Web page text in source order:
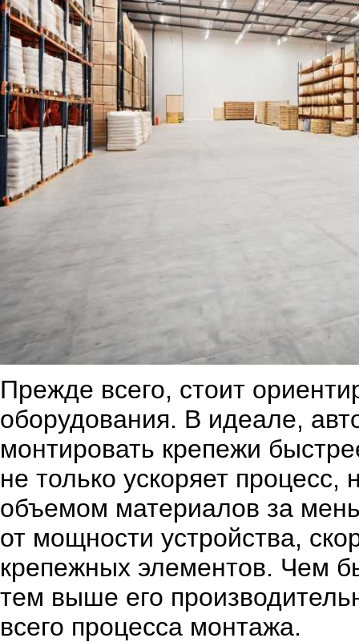
Прежде всего, стоит
оборудования. В идеале,
монтировать крепежи
не только ускоряет
объемом материалов за
от мощности устройства,
крепежных элементов. Чем
тем выше его
всего процесса монтажа.